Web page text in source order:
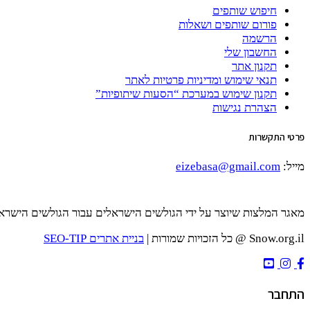
חיפוש שותפים
פורום שותפים ושאלות
הרשמה
החשבון שלי
תקנון אתר
תנאי שימוש ומדיניות פרטיות לאתר
תקנון שימוש במערכת “הסעות שיתופיות”
הצהרת נגישות
פרטי התקשרות
מייל: eizebasa@gmail.com
מאגר המלצות שיוצר על ידי הגולשים הישראלים עבור הגולשים
Snow.org.il @ כל הזכויות שמורות |
בניית אתרים SEO-TIP
התחבר